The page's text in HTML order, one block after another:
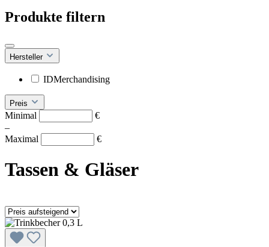
Produkte filtern
Hersteller
IDMerchandising
Preis
Minimal
€
–
Maximal
€
Tassen & Gläser